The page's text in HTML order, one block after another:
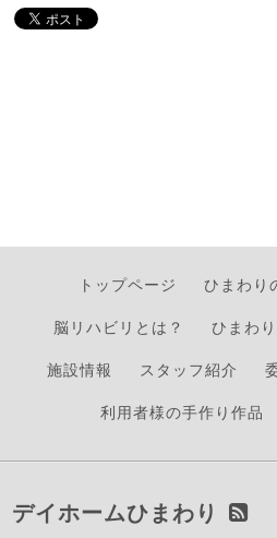
トップページ ひまわり
脳リハビリとは？
ひまわ
施設情報
スタッフ紹介
利用者様の手作り作品
デイホームひまわり